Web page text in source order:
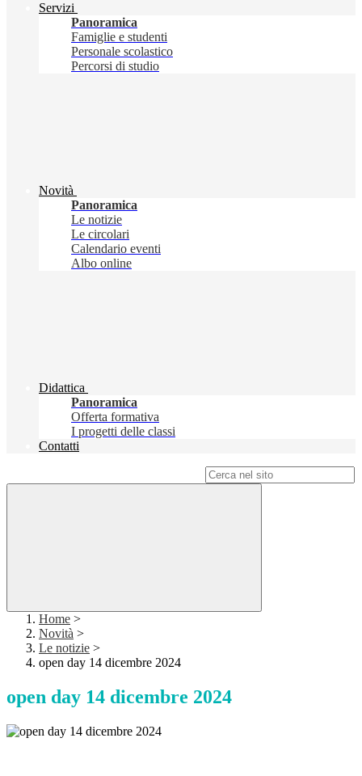
Servizi
Panoramica
Famiglie e studenti
Personale scolastico
Percorsi di studio
Novità
Panoramica
Le notizie
Le circolari
Calendario eventi
Albo online
Didattica
Panoramica
Offerta formativa
I progetti delle classi
Contatti
Home >
Novità >
Le notizie >
open day 14 dicembre 2024
open day 14 dicembre 2024